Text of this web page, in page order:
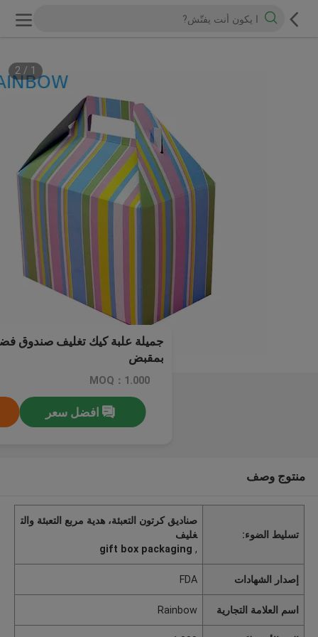
1
/
2
جميلة علبة كيك تغليف صندوق
بمقبض
MOQ：1.000
افضل سعر
منتوج وصف
تسليط الضوء:
صناديق كرتون التعبئة، هدية مربع التعبئة والت
غليف
,
gift box packaging
إصدار الشهادات FDA
اسم العلامة التجارية Rainbow